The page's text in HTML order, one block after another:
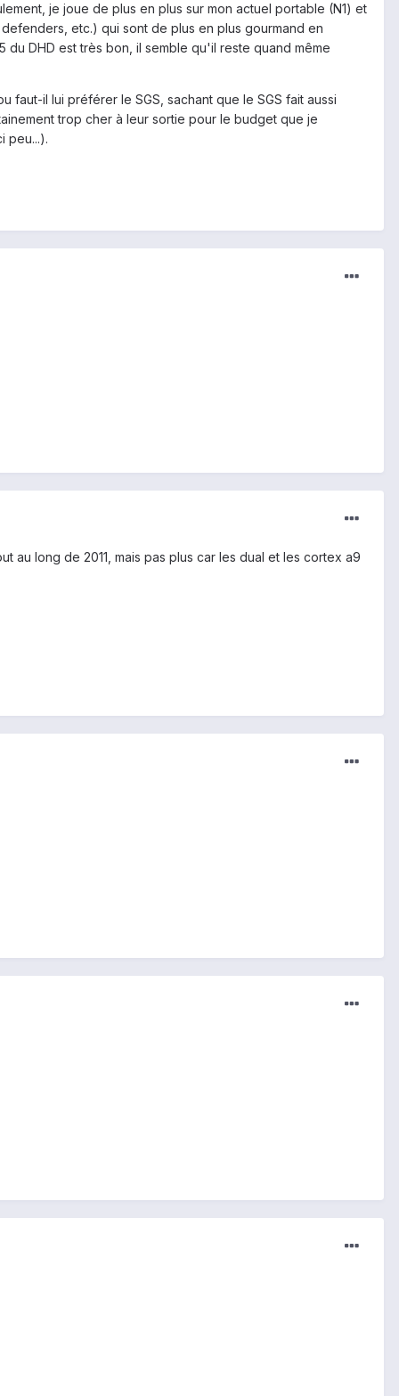
je joue de plus en plus sur mon actuel portable (N1) et
etc.) qui sont de plus en plus gourmand en
DHD est très bon, il semble qu'il reste quand même
il lui préférer le SGS, sachant que le SGS fait aussi
trop cher à leur sortie pour le budget que je
peu...).
au long de 2011, mais pas plus car les dual et les cortex a9